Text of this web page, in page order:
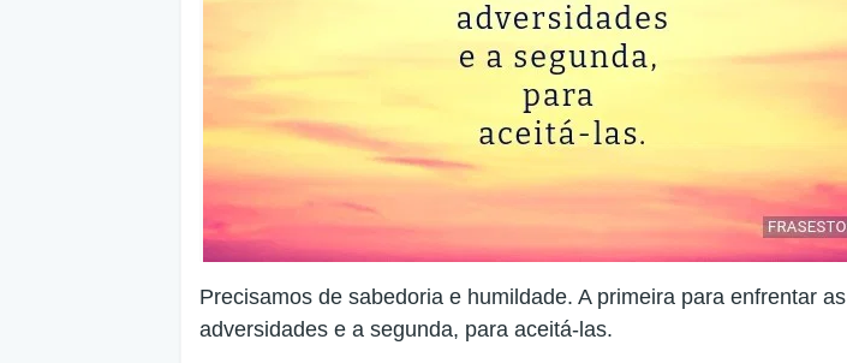
Precisamos de sabedoria e humildade. A primeira para enfrentar as
adversidades e a segunda, para aceitá-las.